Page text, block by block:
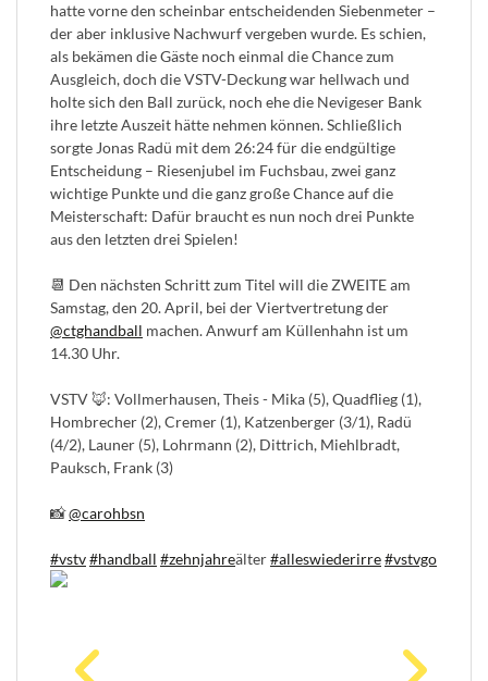
hatte vorne den scheinbar entscheidenden Siebenmeter –
der aber inklusive Nachwurf vergeben wurde. Es schien,
als bekämen die Gäste noch einmal die Chance zum
Ausgleich, doch die VSTV-Deckung war hellwach und
holte sich den Ball zurück, noch ehe die Nevigeser Bank
ihre letzte Auszeit hätte nehmen können. Schließlich
sorgte Jonas Radü mit dem 26:24 für die endgültige
Entscheidung – Riesenjubel im Fuchsbau, zwei ganz
wichtige Punkte und die ganz große Chance auf die
Meisterschaft: Dafür braucht es nun noch drei Punkte
aus den letzten drei Spielen!
📆 Den nächsten Schritt zum Titel will die ZWEITE am
Samstag, den 20. April, bei der Viertvertretung der
@ctghandball machen. Anwurf am Küllenhahn ist um
14.30 Uhr.
VSTV 🦊: Vollmerhausen, Theis - Mika (5), Quadflieg (1),
Hombrecher (2), Cremer (1), Katzenberger (3/1), Radü
(4/2), Launer (5), Lohrmann (2), Dittrich, Miehlbradt,
Pauksch, Frank (3)
📸@carohbsn
#vstv#handball #zehnjahreälter#alleswiederirre#vstvgo